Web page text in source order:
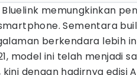
memungkinkan
Sementara
berkendara lebih
model ini telah menjadi
dengan hadirnya edisi